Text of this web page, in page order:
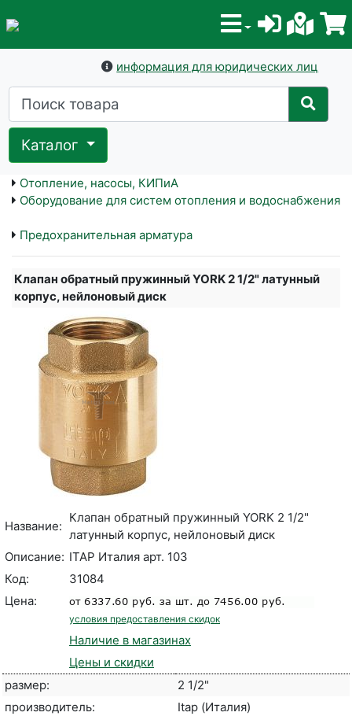
информация для юридических лиц
Каталог
Отопление, насосы, КИПиА
Оборудование для систем отопления и водоснабжения
Предохранительная арматура
Клапан обратный пружинный YORK 2 1/2" латунный
корпус, нейлоновый диск
Название:
Клапан обратный пружинный YORK 2 1/2"
латунный корпус, нейлоновый диск
Описание: ITAP Италия арт. 103
Код:
31084
Цена:
условия предоставления скидок
Наличие в магазинах
Цены и скидки
размер:
2 1/2"
производитель:
Itap (Италия)